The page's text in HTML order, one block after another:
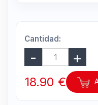
Cantidad:
18.90 €